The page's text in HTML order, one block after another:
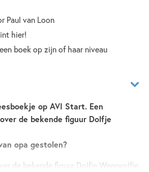
Paul van Loon
hier!
boek op zijn of haar niveau
op AVI Start. Een
de bekende figuur Dolfje
opa gestolen?
de bekende figuur Dolfje Weerwolfje